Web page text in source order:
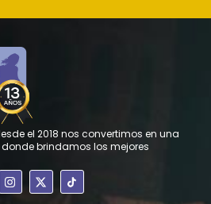
el 2018 nos convertimos en una
brindamos los mejores
I
n
s
X
-
t